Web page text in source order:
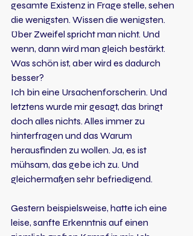
gesamte Existenz in Frage stelle, sehen
die wenigsten. Wissen die wenigsten.
Über Zweifel spricht man nicht. Und
wenn, dann wird man gleich bestärkt.
Was schön ist, aber wird es dadurch
besser?
Ich bin eine Ursachenforscherin. Und
letztens wurde mir gesagt, das bringt
doch alles nichts. Alles immer zu
hinterfragen und das Warum
herausfinden zu wollen. Ja, es ist
mühsam, das gebe ich zu. Und
gleichermaßen sehr befriedigend.
Gestern beispielsweise, hatte ich eine
leise, sanfte Erkenntnis auf einen